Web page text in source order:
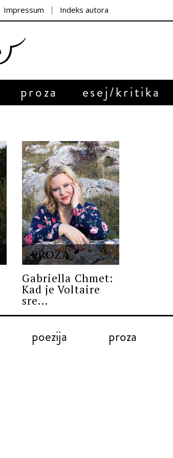
Impressum Indeks autora
proza esej/kritika
PROZA
Gabriella Chmet:
Kad je Voltaire
sre...
poezija proza